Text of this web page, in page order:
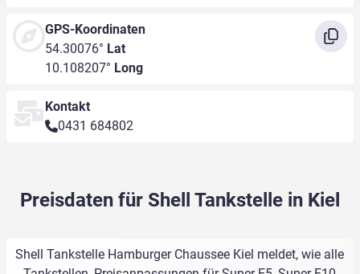
GPS-Koordinaten
54.30076° Lat
10.108207° Long
Kontakt
0431 684802
Preisdaten für Shell Tankstelle in Kiel
Shell Tankstelle Hamburger Chaussee Kiel meldet, wie alle